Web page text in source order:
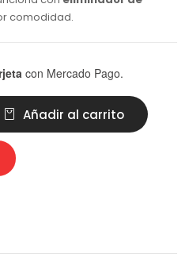
comodidad.
con Mercado Pago.
Añadir al carrito